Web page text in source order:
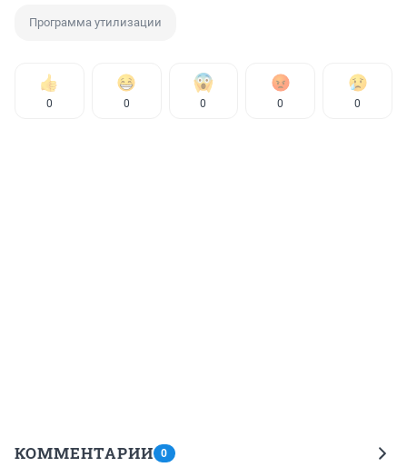
Программа утилизации
0 0 0 0 0
КОММЕНТАРИИ 0